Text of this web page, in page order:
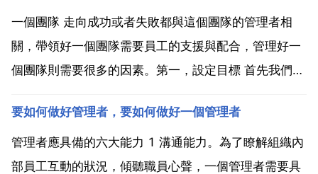
一個團隊 走向成功或者失敗都與這個團隊的管理者相
關，帶領好一個團隊需要員工的支援與配合，管理好一
個團隊則需要很多的因素。第一，設定目標 首先我們需
東西，共同的目標，共同的利益，這樣大家的期許一
樣，就會站在同一戰線，共同去完成了 第二，人性管理
營造良好...
要如何做好管理者，要如何做好一個管理者
管理者應具備的六大能力 1 溝通能力。為了瞭解組織內
部員工互動的狀況，傾聽職員心聲，一個管理者需要具